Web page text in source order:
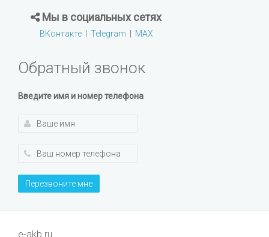
Мы в социальных сетях
ВКонтакте| Telegram | MAX
Обратный звонок
Введите имя и номер телефона
Перезвоните мне
e-akb.ru